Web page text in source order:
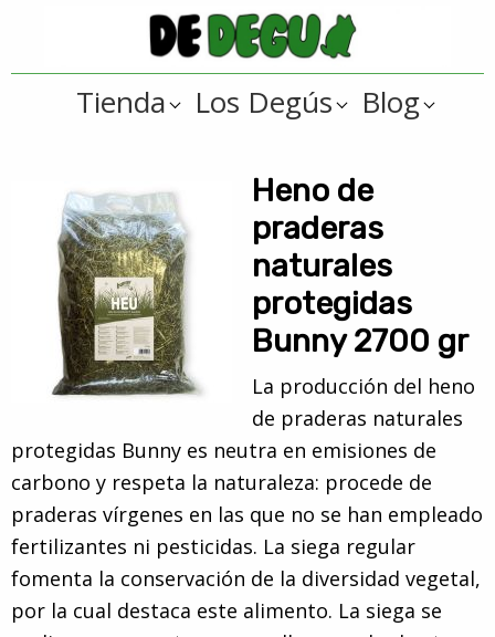
la
navegación
contenido
principal
De
Tienda
online
regalos
??
para
degús
Tienda Los Degús Blog
Heno de
praderas
naturales
protegidas
Bunny 2700 gr
La producción del heno
de praderas naturales
protegidas Bunny es neutra en emisiones de
carbono y respeta la naturaleza: procede de
praderas vírgenes en las que no se han empleado
fertilizantes ni pesticidas. La siega regular
fomenta la conservación de la diversidad vegetal,
por la cual destaca este alimento. La siega se